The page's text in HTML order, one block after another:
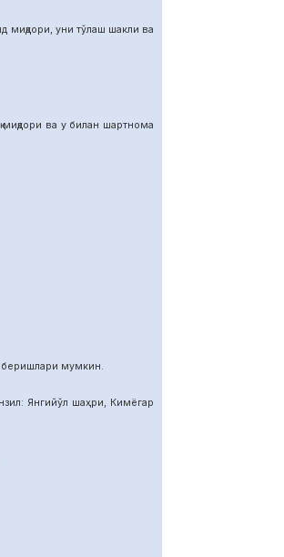
уни тўлаш шакли ва
миқдори ва у билан шартнома
беришлари мумкин.
Янгийўл шаҳри, Кимёгар